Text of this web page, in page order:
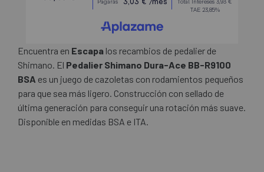
Encuentra en Escapa los recambios de pedalier de
Shimano. El Pedalier Shimano Dura-Ace BB-R9100
BSA es un juego de cazoletas con rodamientos pequeños
para que sea más ligero. Construcción con sellado de
última generación para conseguir una rotación más suave.
Disponible en medidas BSA e ITA.